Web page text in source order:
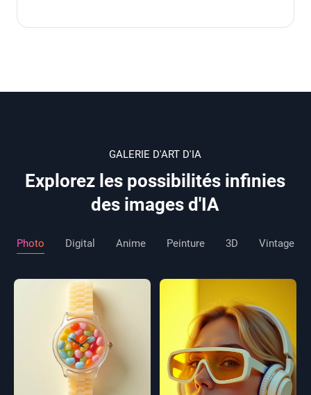
GALERIE D'ART D'IA
Explorez les possibilités infinies
des images d'IA
Photo Digital Anime Peinture 3D Vintage